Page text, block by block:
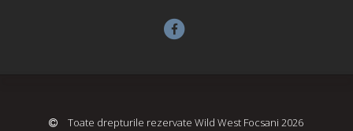
Toate drepturile rezervate Wild West Focsani 2026